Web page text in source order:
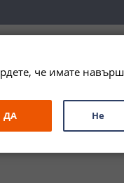
ЗА ПОДАРЪК ПРОМО
че имате
ДА Не